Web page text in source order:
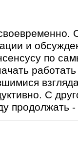
и
по
С
продолжать -